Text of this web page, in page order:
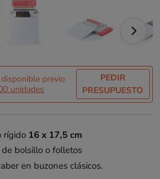
previo
unidades
PEDIR
PRESUPUESTO
rígido 16 x 17,5 cm
bolsillo o folletos
en buzones clásicos.